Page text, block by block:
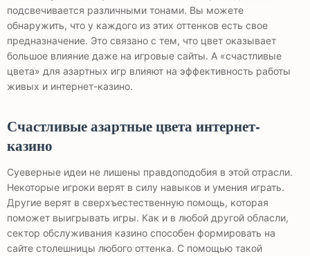
подсвечивается различными тонами. Вы можете
обнаружить, что у каждого из этих оттенков есть свое
предназначение. Это связано с тем, что цвет оказывает
большое влияние даже на игровые сайты. А «счастливые
цвета» для азартных игр влияют на эффективность работы
живых и интернет-казино.
Счастливые азартные цвета интернет-
казино
Суеверные идеи не лишены правдоподобия в этой отрасли.
Некоторые игроки верят в силу навыков и умения играть.
Другие верят в сверхъестественную помощь, которая
поможет выигрывать игры. Как и в любой другой обласли,
сектор обслуживания казино способен формировать на
сайте столешницы любого оттенка. С помощью такой